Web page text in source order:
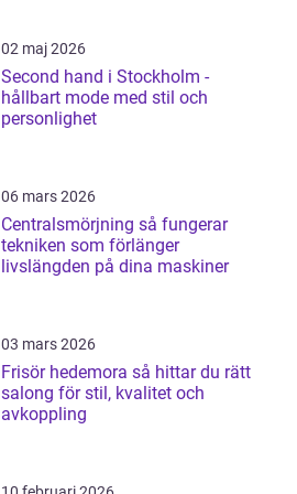
02 maj 2026
Second hand i Stockholm -
hållbart mode med stil och
personlighet
06 mars 2026
Centralsmörjning så fungerar
tekniken som förlänger
livslängden på dina maskiner
03 mars 2026
Frisör hedemora så hittar du rätt
salong för stil, kvalitet och
avkoppling